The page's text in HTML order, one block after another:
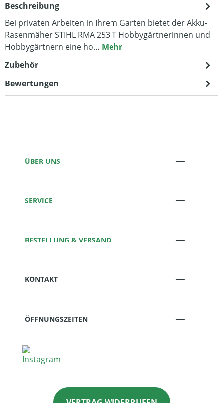
Beschreibung
Bei privaten Arbeiten in Ihrem Garten bietet der Akku-
Rasenmäher STIHL RMA 253 T Hobbygärtnerinnen und
Hobbygärtnern eine ho… Mehr
Zubehör
Bewertungen
ÜBER UNS
SERVICE
BESTELLUNG & VERSAND
KONTAKT
ÖFFNUNGSZEITEN